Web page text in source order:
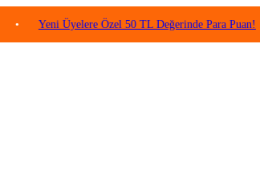
Yeni Üyelere Özel 50 TL Değerinde Para Puan! •